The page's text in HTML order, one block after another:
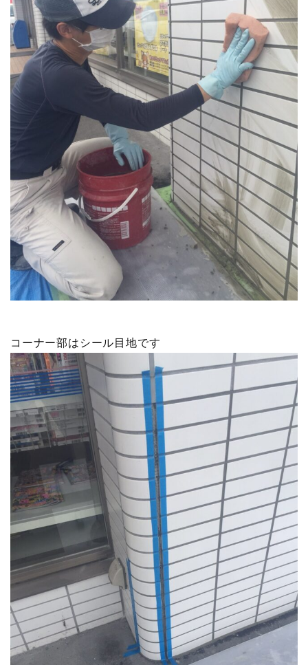
コーナー部はシール目地です